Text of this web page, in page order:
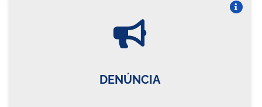
DENÚNCIA